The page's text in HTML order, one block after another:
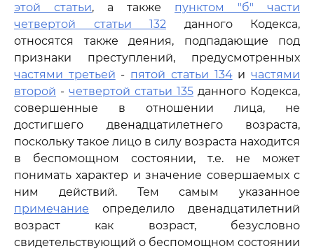
этой статьи, а также пунктом "б" части
четвертой статьи 132 данного Кодекса,
относятся также деяния, подпадающие под
признаки преступлений, предусмотренных
частями третьей - пятой статьи 134ичастями
второй - четвертой статьи 135 данного Кодекса,
совершенные в отношении лица, не
достигшего двенадцатилетнего возраста,
поскольку такое лицо в силу возраста находится
в беспомощном состоянии, т.е. не может
понимать характер и значение совершаемых с
ним действий. Тем самым указанное
примечание определило двенадцатилетний
возраст как возраст, безусловно
свидетельствующий о беспомощном состоянии